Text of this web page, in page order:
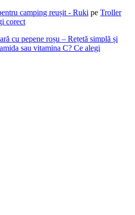
camping reușit - Ruki pe Troller
corect
cu pepene roșu – Rețetă simplă și
sau vitamina C? Ce alegi